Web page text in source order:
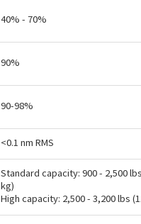
40% - 70%
90%
90-98%
<0.1 nm RMS
Standard capacity: 900 - 2,500
kg)
High capacity: 2,500 - 3,200 lbs